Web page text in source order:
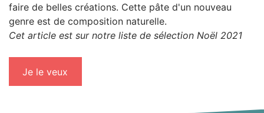
faire de belles créations. Cette pâte d'un nouveau
genre est de composition naturelle.
Cet article est sur notre liste de sélection Noël 2021
Je le veux